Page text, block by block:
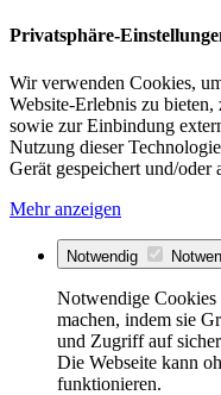
Privatsphäre-
Wir verwenden Cookies,
Website-Erlebnis zu
sowie zur Einbindung
Nutzung dieser
Gerät gespeichert und/oder
Mehr anzeigen
Notwendig
Notwendige Cookies
machen, indem sie
und Zugriff auf
Die Webseite kann
funktionieren.